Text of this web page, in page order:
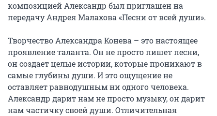
композицией Александр был приглашен на
передачу Андрея Малахова «Песни от всей души».
Творчество Александра Конева – это настоящее
проявление таланта. Он не просто пишет песни,
он создает целые истории, которые проникают в
самые глубины души. И это ощущение не
оставляет равнодушным ни одного человека.
Александр дарит нам не просто музыку, он дарит
нам частичку своей души. Отличительная